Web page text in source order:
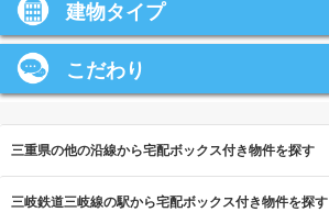
建物タイプ
こだわり
三重県の他の沿線から宅配ボックス付き物件を探す
三岐鉄道三岐線の駅から宅配ボックス付き物件を探す